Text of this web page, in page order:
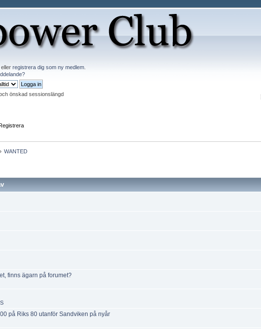
ellerregistrera dig som ny medlem
önskad sessionslängd
WANTED
finns ägarn på forumet?
på Riks 80 utanför Sandviken på nyår